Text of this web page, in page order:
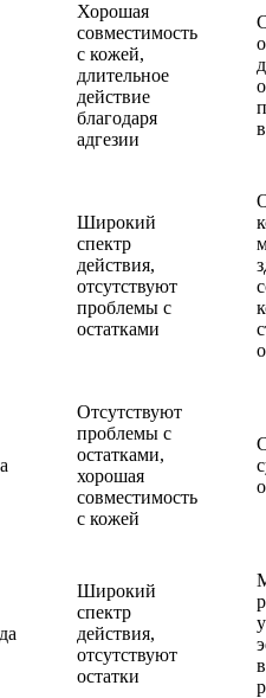
Хорошая
совместимость
с кожей,
длительное
действие
благодаря
адгезии
Широкий
спектр
действия,
отсутствуют
проблемы с
остатками
Отсутствуют
проблемы с
остатками,
хорошая
совместимость
с кожей
Широкий
спектр
действия,
отсутствуют
остатки